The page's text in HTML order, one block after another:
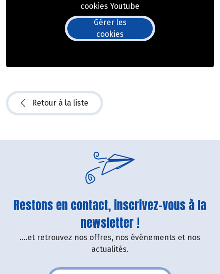
cookies Youtube
Gérer les
cookies
Retour à la liste
Restons en contact, inscrivez-vous à la
newsletter !
....et retrouvez nos offres, nos événements et nos
actualités.